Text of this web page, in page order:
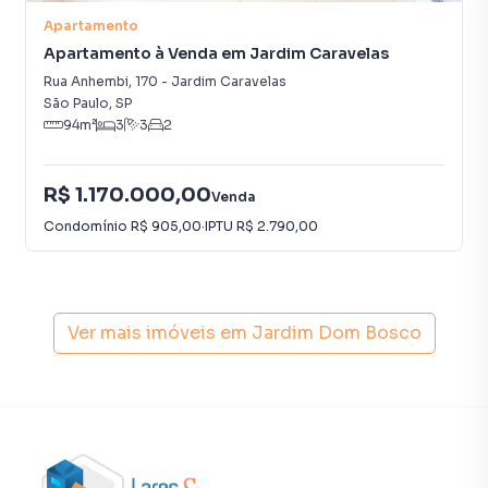
Apartamento em São Paulo? Entre em contato com nossa
equipe pelo telefone (11) 93759-7931.
A Lares e Andares Imóveis tem mais opções de
apartamentos, casas residenciais e comerciais, sobrados,
planta em Jardim Dom Bosco e em outras regiões de São
Paulo. Aqui você encontra milhares de ofertas para
encontrar o imóvel que mais combina com seu estilo de
Negocie seu imóvel de forma totalmente online, com
segurança e tranquilidade. Na Lares e Andares Imóveis
smartphone. Nós criamos soluções inovadoras para
simplificar a relação de proprietários, inquilinos e
Apartamento
Apartamento à Venda em Jardim Caravelas
Rua Anhembi, 170 - Jardim Caravelas
São Paulo, SP
94m² 3 3 2
R$ 1.170.000,00Venda
Condomínio R$ 905,00·IPTU R$ 2.790,00
Ver mais imóveis em Jardim Dom Bosco